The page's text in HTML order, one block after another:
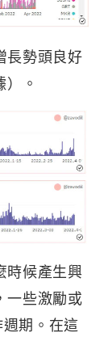
長勢頭良好
。
時候產生興
一些激勵或
期。在這